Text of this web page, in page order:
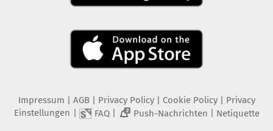
Impressum AGB Privacy Policy| Cookie Policy| Privacy
Einstellungen
FAQ| 2 Push-Nachrichten Netiquette